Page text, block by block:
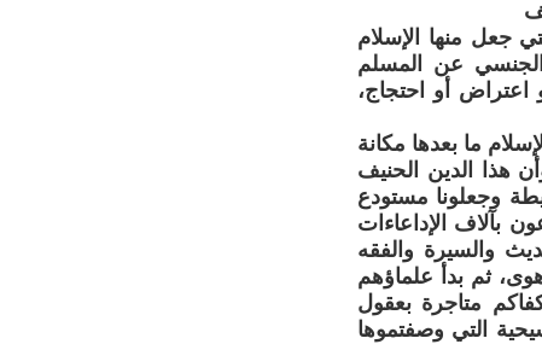
جعل منها الإسلام
الجنسي عن المسلم
اعتراض أو احتجاج،
ما بعدها مكانة
هذا الدين الحنيف
وجعلونا مستودع
بآلاف الإداعاءات
والسيرة والفقه
ثم بدأ علماؤهم
متاجرة بعقول
التي وصفتموها